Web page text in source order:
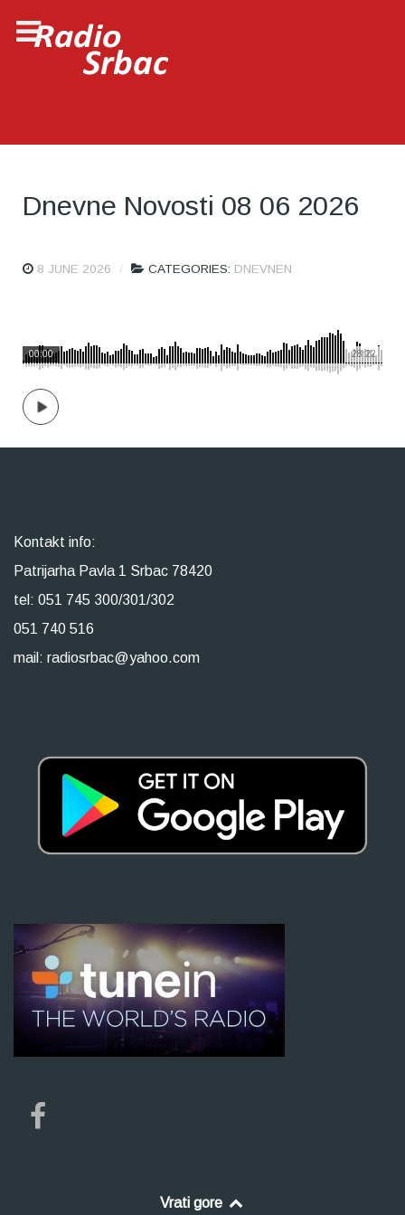
Dnevne Novosti 08 06 2026
8 JUNE 2026 CATEGORIES: DNEVNEN
28:22
00:00
Kontakt info:
Patrijarha Pavla 1 Srbac 78420
tel: 051 745 300/301/302
051 740 516
mail: radiosrbac@yahoo.com
Vrati gore